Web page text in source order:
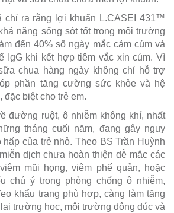
chỉ ra rằng lợi khuẩn L.CASEI 431™
năng sống sót tốt trong môi trường
đến 40% số ngày mắc cảm cúm và
IgG khi kết hợp tiêm vắc xin cúm. Vì
chua hàng ngày không chỉ hỗ trợ
phần tăng cường sức khỏe và hệ
đặc biệt cho trẻ em.
đường ruột, ô nhiễm không khí, nhất
tháng cuối năm, đang gây nguy
của trẻ nhỏ. Theo BS Trần Huỳnh
dịch chưa hoàn thiện dễ mắc các
mũi họng, viêm phế quản, hoặc
chú ý trong phòng chống ô nhiễm,
khẩu trang phù hợp, càng làm tăng
trường học, môi trường đông đúc và